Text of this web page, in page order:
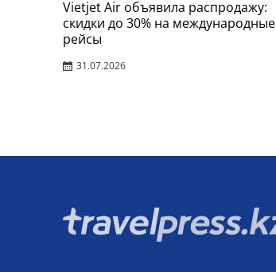
Vietjet Air объявила распродажу:
скидки до 30% на международные
рейсы
31.07.2026